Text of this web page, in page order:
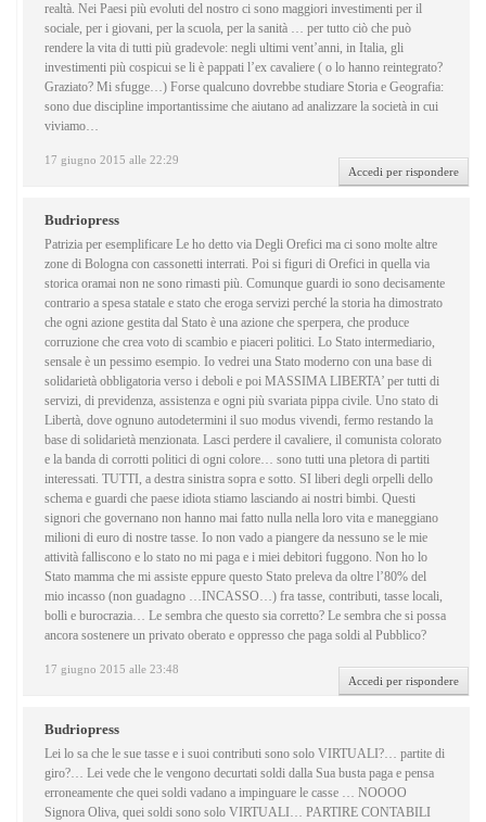
17 giugno 2015 alle 22:29
realtà. Nei Paesi più evoluti del nostro ci sono maggiori investimenti per il
sociale, per i giovani, per la scuola, per la sanità … per tutto ciò che può
rendere la vita di tutti più gradevole: negli ultimi vent’anni, in Italia, gli
investimenti più cospicui se li è pappati l’ex cavaliere ( o lo hanno reintegrato?
Graziato? Mi sfugge…) Forse qualcuno dovrebbe studiare Storia e Geografia:
sono due discipline importantissime che aiutano ad analizzare la società in cui
viviamo…
Accedi per rispondere
Budriopress
17 giugno 2015 alle 23:48
Patrizia per esemplificare Le ho detto via Degli Orefici ma ci sono molte altre
zone di Bologna con cassonetti interrati. Poi si figuri di Orefici in quella via
storica oramai non ne sono rimasti più. Comunque guardi io sono decisamente
contrario a spesa statale e stato che eroga servizi perché la storia ha dimostrato
che ogni azione gestita dal Stato è una azione che sperpera, che produce
corruzione che crea voto di scambio e piaceri politici. Lo Stato intermediario,
sensale è un pessimo esempio. Io vedrei una Stato moderno con una base di
solidarietà obbligatoria verso i deboli e poi MASSIMA LIBERTA’ per tutti di
servizi, di previdenza, assistenza e ogni più svariata pippa civile. Uno stato di
Libertà, dove ognuno autodetermini il suo modus vivendi, fermo restando la
base di solidarietà menzionata. Lasci perdere il cavaliere, il comunista colorato
e la banda di corrotti politici di ogni colore… sono tutti una pletora di partiti
interessati. TUTTI, a destra sinistra sopra e sotto. SI liberi degli orpelli dello
schema e guardi che paese idiota stiamo lasciando ai nostri bimbi. Questi
signori che governano non hanno mai fatto nulla nella loro vita e maneggiano
milioni di euro di nostre tasse. Io non vado a piangere da nessuno se le mie
attività falliscono e lo stato no mi paga e i miei debitori fuggono. Non ho lo
Stato mamma che mi assiste eppure questo Stato preleva da oltre l’80% del
mio incasso (non guadagno …INCASSO…) fra tasse, contributi, tasse locali,
bolli e burocrazia… Le sembra che questo sia corretto? Le sembra che si possa
ancora sostenere un privato oberato e oppresso che paga soldi al Pubblico?
Accedi per rispondere
Budriopress
Lei lo sa che le sue tasse e i suoi contributi sono solo VIRTUALI?… partite di
giro?… Lei vede che le vengono decurtati soldi dalla Sua busta paga e pensa
erroneamente che quei soldi vadano a impinguare le casse … NOOOO
Signora Oliva, quei soldi sono solo VIRTUALI… PARTIRE CONTABILI